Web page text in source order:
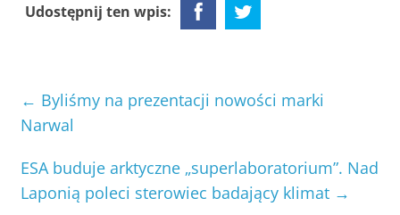
Udostępnij ten wpis:
← Byliśmy na prezentacji nowości marki
Narwal
ESA buduje arktyczne „superlaboratorium”. Nad
Laponią poleci sterowiec badający klimat →